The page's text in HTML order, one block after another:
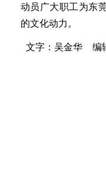
动员广大职工为东
的文化动力。
文字：吴金华 编